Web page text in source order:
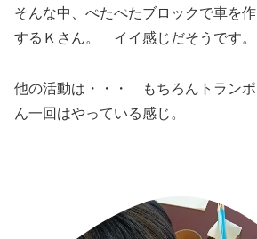
そんな中、ぺたぺたブロックで車を
するＫさん。 イイ感じだそうです。
他の活動は・・・ もちろんトラン
ん一回はやっている感じ。